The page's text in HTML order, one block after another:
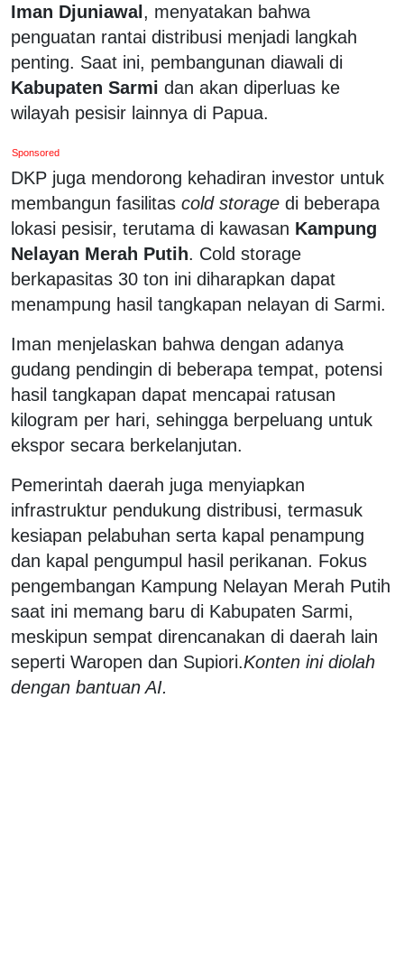
Iman Djuniawal , menyatakan bahwa
penguatan rantai distribusi menjadi langkah
penting. Saat ini, pembangunan diawali di
Kabupaten Sarmi dan akan diperluas ke
wilayah pesisir lainnya di Papua.
Sponsored
DKP juga mendorong kehadiran investor untuk
membangun fasilitas cold storage di beberapa
lokasi pesisir, terutama di kawasan Kampung
Nelayan Merah Putih. Cold storage
berkapasitas 30 ton ini diharapkan dapat
menampung hasil tangkapan nelayan di Sarmi.
Iman menjelaskan bahwa dengan adanya
gudang pendingin di beberapa tempat, potensi
hasil tangkapan dapat mencapai ratusan
kilogram per hari, sehingga berpeluang untuk
ekspor secara berkelanjutan.
Pemerintah daerah juga menyiapkan
infrastruktur pendukung distribusi, termasuk
kesiapan pelabuhan serta kapal penampung
dan kapal pengumpul hasil perikanan. Fokus
pengembangan Kampung Nelayan Merah Putih
saat ini memang baru di Kabupaten Sarmi,
meskipun sempat direncanakan di daerah lain
seperti Waropen dan Supiori.Konten ini diolah
dengan bantuan AI.